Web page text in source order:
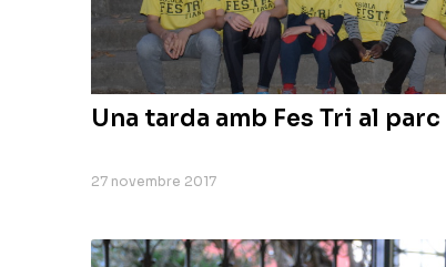
Una tarda amb Fes Tri al
27 novembre 2017